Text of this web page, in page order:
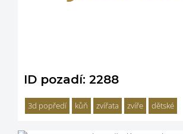
ID pozadí: 2288
3d popředí kůň zvířata zvíře dětské